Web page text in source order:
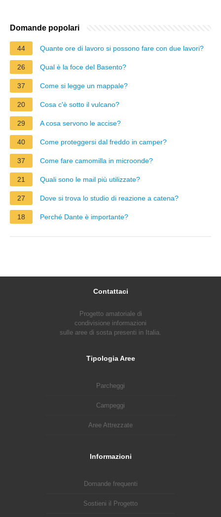
Domande popolari
44 Quante ore di lavoro si possono fare con due lavori?
26 Qual è la foce del Basento?
37 Come si legge un mappale?
20 Cosa c'è sotto il vulcano?
29 A cosa servono le accise?
40 Come proteggersi dal freddo in camper?
37 Come fare camomilla in microonde?
21 Quali sono le mail più utilizzate?
27 Dove si trova lo studio di reazione a catena?
18 Perché Dante è importante?
Contattaci
Progetto amatoriale di
condivisione informazioni
sulle aree di sosta presenti in Italia.
Tipologia Aree
Parcheggi
Campeggi
Aree Attrezzate
Informazioni
Domande frequenti
Sostieni il Progetto